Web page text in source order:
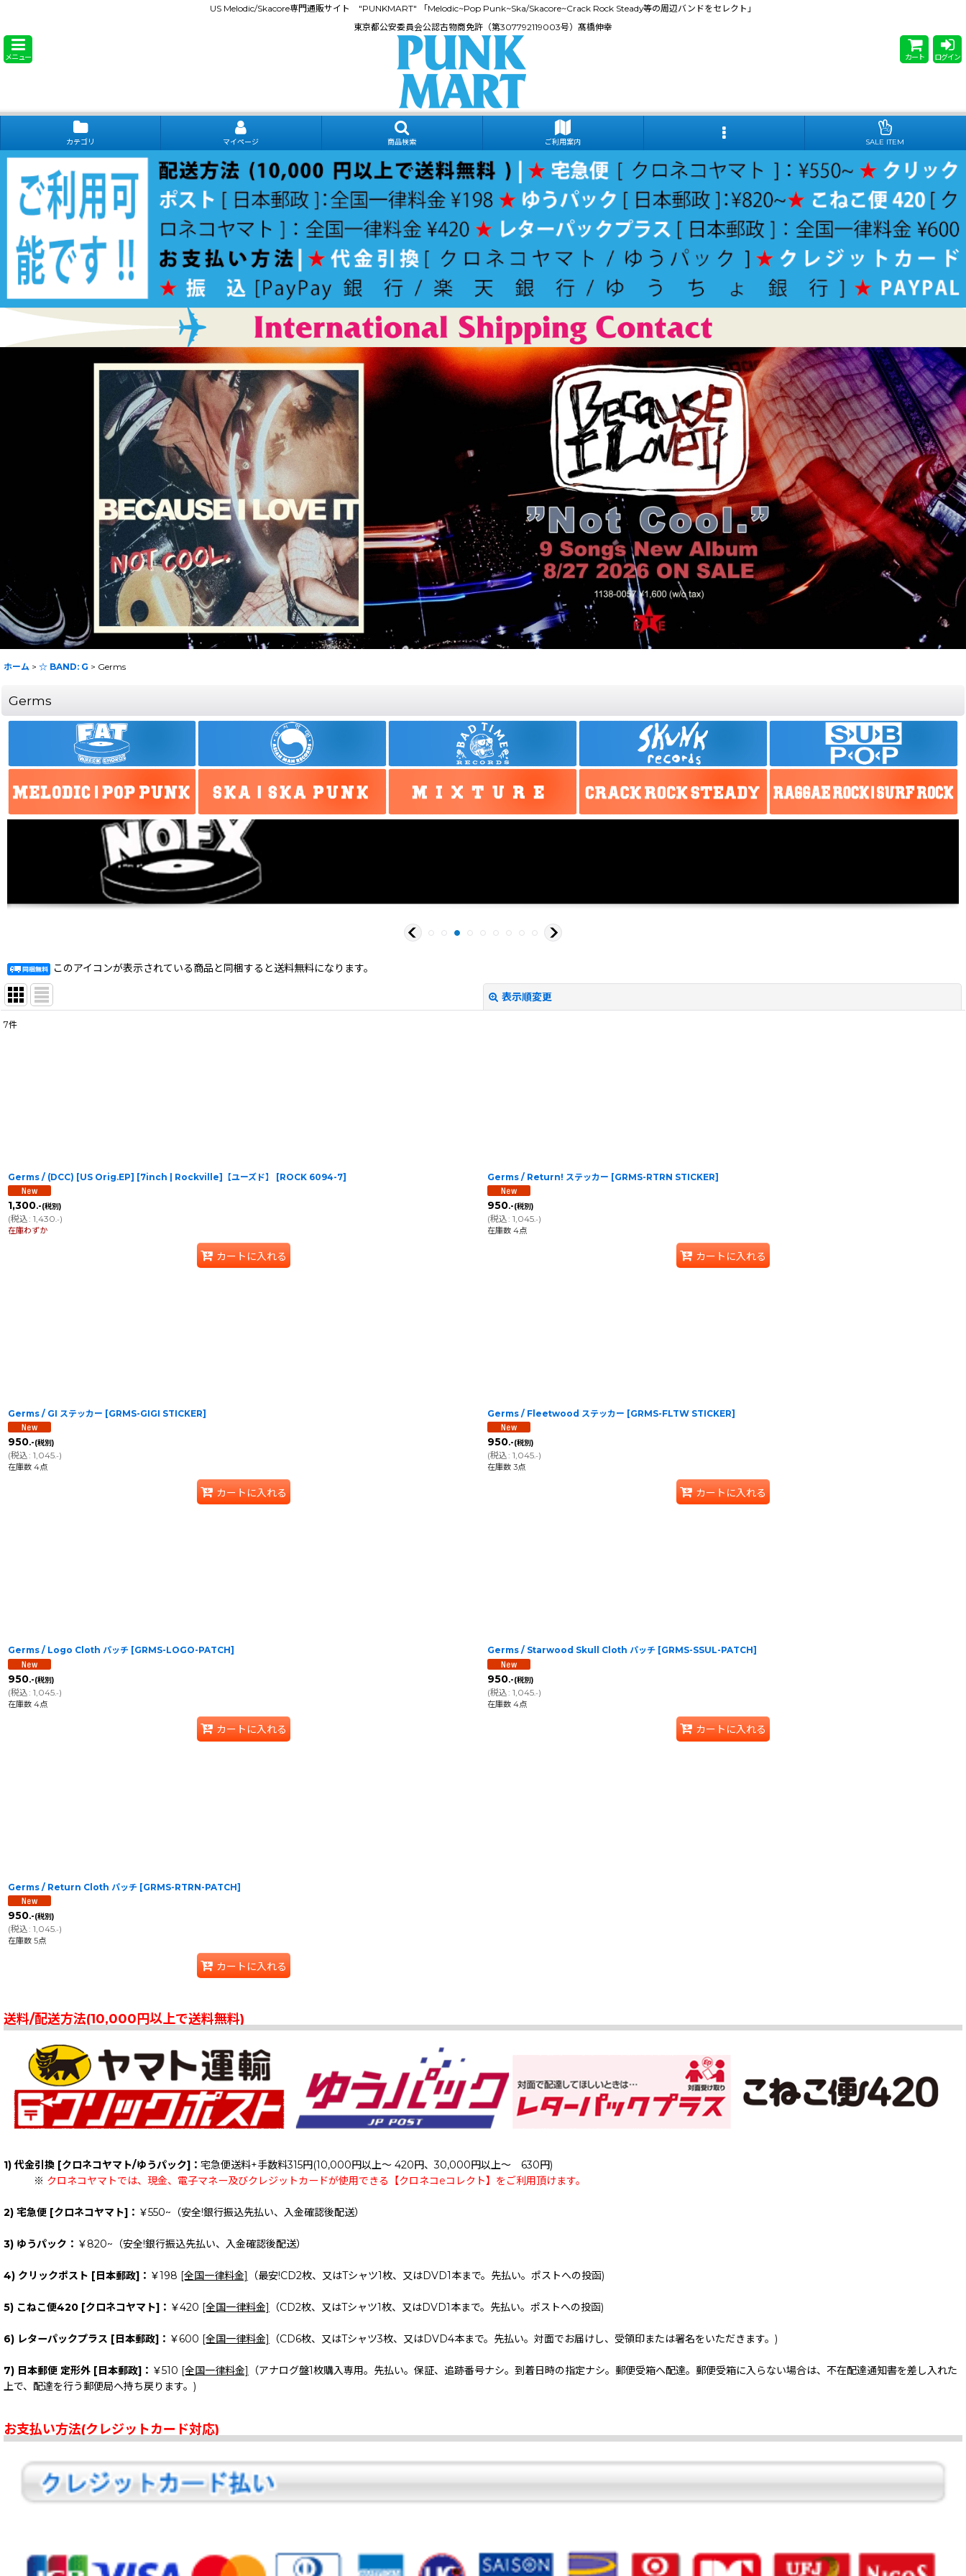
US Melodic/Skacore専門通販サイト "PUNKMART" 「Melodic~Pop Punk~Ska/Skacore~Crack Rock Steady等の周辺バンドをセレクト」
東京都公安委員会公認古物商免許（第307792119003号）髙橋伸幸
メニュー カート ログイン
カテゴリ マイページ 商品検索 ご利用案内 SALE ITEM
ホーム > ☆ BAND: G > Germs
Germs
このアイコンが表示されている商品と同梱すると送料無料になります。
表示順変更
7件
Germs / (DCC) [US Orig.EP] [7inch | Rockville]【ユーズド】 [ROCK 6094-7]
1,300.-(税別)
(税込: 1,430.-)
在庫わずか
カートに入れる
Germs / Return! ステッカー [GRMS-RTRN STICKER]
950.-(税別)
(税込: 1,045.-)
在庫数 4点
カートに入れる
Germs / GI ステッカー [GRMS-GIGI STICKER]
950.-(税別)
(税込: 1,045.-)
在庫数 4点
カートに入れる
Germs / Fleetwood ステッカー [GRMS-FLTW STICKER]
950.-(税別)
(税込: 1,045.-)
在庫数 3点
カートに入れる
Germs / Logo Cloth パッチ [GRMS-LOGO-PATCH]
950.-(税別)
(税込: 1,045.-)
在庫数 4点
カートに入れる
Germs / Starwood Skull Cloth パッチ [GRMS-SSUL-PATCH]
950.-(税別)
(税込: 1,045.-)
在庫数 4点
カートに入れる
Germs / Return Cloth パッチ [GRMS-RTRN-PATCH]
950.-(税別)
(税込: 1,045.-)
在庫数 5点
カートに入れる
送料/配送方法(10,000円以上で送料無料)
1) 代金引換 [クロネコヤマト/ゆうパック]： 宅急便送料+手数料315円(10,000円以上～ 420円、30,000円以上～ 630円)
※ クロネコヤマトでは、現金、電子マネー及びクレジットカードが使用できる【クロネコeコレクト】をご利用頂けます。
2) 宅急便 [クロネコヤマト]： ￥550~（安全!銀行振込先払い、入金確認後配送）
3) ゆうパック： ￥820~（安全!銀行振込先払い、入金確認後配送）
4) クリックポスト [日本郵政]： ￥198 [全国一律料金] （最安!CD2枚、又はTシャツ1枚、又はDVD1本まで。先払い。ポストへの投函)
5) こねこ便420 [クロネコヤマト]： ￥420 [全国一律料金] （CD2枚、又はTシャツ1枚、又はDVD1本まで。先払い。ポストへの投函)
6) レターパックプラス [日本郵政]： ￥600 [全国一律料金] （CD6枚、又はTシャツ3枚、又はDVD4本まで。先払い。対面でお届けし、受領印または署名をいただきます。)
7) 日本郵便 定形外 [日本郵政]： ￥510 [全国一律料金]
（アナログ盤1枚購入専用。先払い。保証、追跡番号ナシ。到着日時の指定ナシ。郵便受箱へ配達。郵便受箱に入らない場合は、不在配達通知書を差し入れた
上で、配達を行う郵便局へ持ち戻ります。)
お支払い方法(クレジットカード対応)